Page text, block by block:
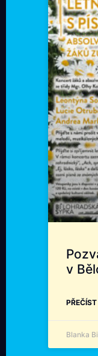
v
Blanka